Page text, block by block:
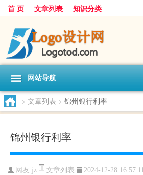
首 页 文章列表 知识分类
网站导航
> 文章列表 > 锦州银行利率
锦州银行利率
网友:jz 文章列表 2024-12-28 16:57:11